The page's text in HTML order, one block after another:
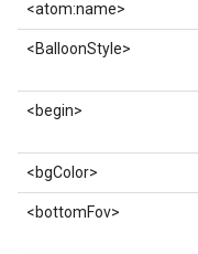
<atom:name>
<BalloonStyle>
<begin>
<bgColor>
<bottomFov>